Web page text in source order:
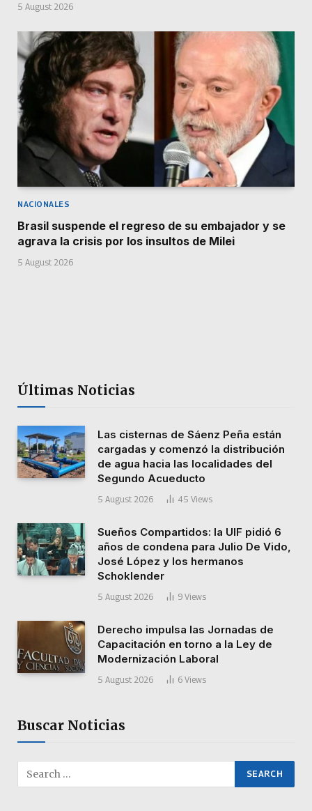
5 August 2026
NACIONALES
Brasil suspende el regreso de su embajador y se
agrava la crisis por los insultos de Milei
5 August 2026
Últimas Noticias
Las cisternas de Sáenz Peña están
cargadas y comenzó la distribución
de agua hacia las localidades del
Segundo Acueducto
5 August 2026 45 Views
Sueños Compartidos: la UIF pidió 6
años de condena para Julio De Vido,
José López y los hermanos
Schoklender
5 August 2026 9 Views
Derecho impulsa las Jornadas de
Capacitación en torno a la Ley de
Modernización Laboral
5 August 2026 6 Views
Buscar Noticias